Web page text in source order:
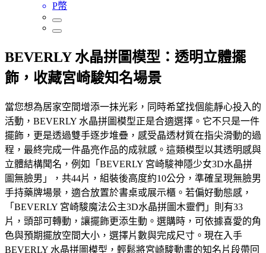
P幣
BEVERLY 水晶拼圖模型：透明立體擺
飾，收藏宮崎駿知名場景
當您想為居家空間增添一抹光彩，同時希望找個能靜心投入的
活動，BEVERLY 水晶拼圖模型正是合適選擇。它不只是一件
擺飾，更是透過雙手逐步堆疊，感受晶透材質在指尖滑動的過
程，最終完成一件晶亮作品的成就感。這類模型以其透明感與
立體結構聞名，例如「BEVERLY 宮崎駿神隱少女3D水晶拼
圖無臉男」，共44片，組裝後高度約10公分，準確呈現無臉男
手持藥牌場景，適合放置於書桌或展示櫃。若偏好動態感，
「BEVERLY 宮崎駿魔法公主3D水晶拼圖木靈們」則有33
片，頭部可轉動，讓擺飾更添生動。選購時，可依據喜愛的角
色與預期擺放空間大小，選擇片數與完成尺寸。現在入手
BEVERLY 水晶拼圖模型，輕鬆將宮崎駿動畫的知名片段帶回